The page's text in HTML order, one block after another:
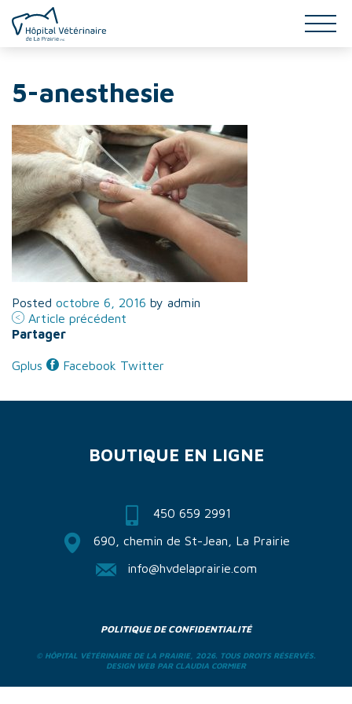
ÉQUIPE
GALERIE
CONTACT
BOUTIQUE
EN LIGNE
5-anesthesie
Posted octobre 6, 2016 by admin
Article précédent
Partager
Gplus Facebook Twitter
BOUTIQUE EN LIGNE
450 659 2991
690, chemin de St-Jean, La Prairie
info@hvdelaprairie.com
POLITIQUE DE CONFIDENTIALITÉ
© HÔPITAL VÉTÉRINAIRE DE LA PRAIRIE, 2026. TOUS DROITS RÉSERVÉS.
DESIGN WEB PAR CLAUDIA CORMIER